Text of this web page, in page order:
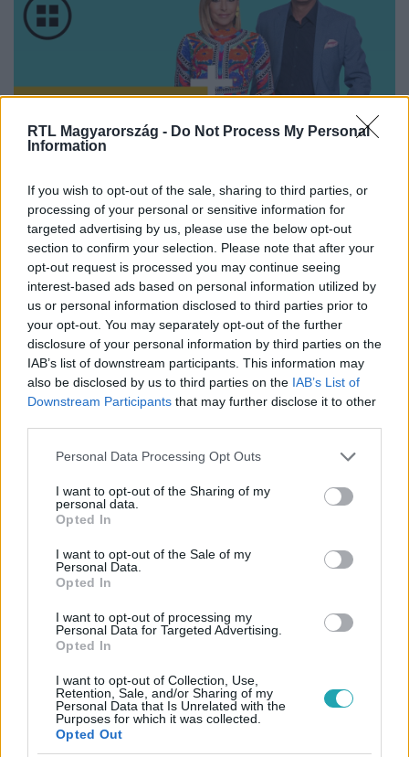
RTL Magyarország - Do Not Process My Personal
Information
If you wish to opt-out of the sale, sharing to third parties, or
processing of your personal or sensitive information for
targeted advertising by us, please use the below opt-out
section to confirm your selection. Please note that after your
opt-out request is processed you may continue seeing
interest-based ads based on personal information utilized by
us or personal information disclosed to third parties prior to
your opt-out. You may separately opt-out of the further
disclosure of your personal information by third parties on the
IAB’s list of downstream participants. This information may
also be disclosed by us to third parties on the IAB’s List of
Downstream Participants that may further disclose it to other
Please note that this website/app uses one or more Google
not limited to your visit or usage behaviour. You may click to
grant or deny consent to Google and its third-party tags to
use your data for below specified purposes in below Google
consent section.
Personal Data Processing Opt Outs
I want to opt-out of the Sharing of my
personal data.
Opted In
I want to opt-out of the Sale of my
Personal Data.
Opted In
I want to opt-out of processing my
Personal Data for Targeted Advertising.
Opted In
I want to opt-out of Collection, Use,
Retention, Sale, and/or Sharing of my
Personal Data that Is Unrelated with the
Purposes for which it was collected.
Opted Out
Itt állítsd be, hogy az RTL.hu az elsők között
legyen a Google-találatokban!
Kövess minket, és értesülj a friss hírekről a
Facebookon is!
Követem
HÍRADÓ #VIDEÓ # ADÁSRÉSZLETEK BELFÖLD
REÁLBÉR #FIZETÉS #MUNKABÉR